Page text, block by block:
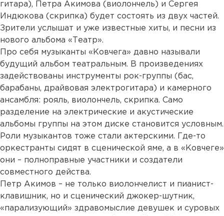
гитара), Петра Акимова (виолончель) и Сергея
Индюкова (скрипка) будет состоять из двух частей.
Зрители услышат и уже известные хиты, и песни из
нового альбома «Театр».
Про себя музыканты «Ковчега» давно называли
будущий альбом театральным. В произведениях
задействованы инструменты рок-группы (бас,
барабаны, драйвовая электрогитара) и камерного
ансамбля: рояль, виолончель, скрипка. Само
разделение на электрические и акустические
альбомы группы на этом диске становится условным.
Роли музыкантов тоже стали актерскими. Где-то
оркестранты сидят в сценической яме, а в «Ковчеге»
они – полноправные участники и создатели
совместного действа.
Петр Акимов – не только виолончелист и пианист-
клавишник, но и сценический джокер-шутник,
«парализующий» здравомыслие девушек и суровых